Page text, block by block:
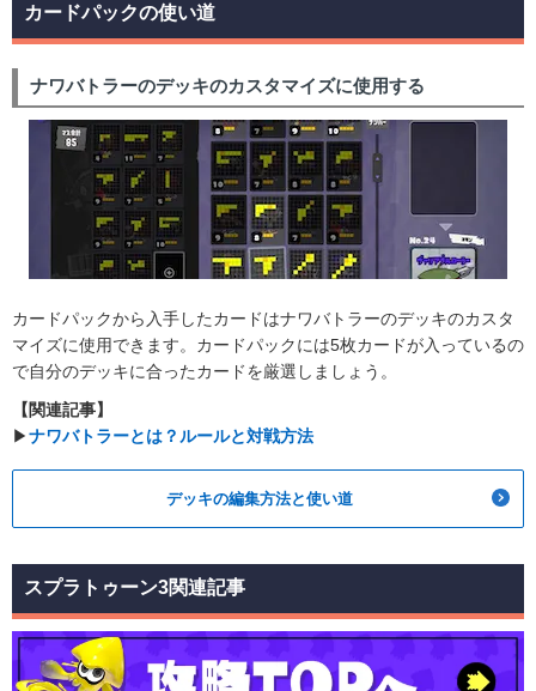
カードパックの使い道
ナワバトラーのデッキのカスタマイズに使用する
カードパックから入手したカードはナワバトラーのデッキのカスタ
マイズに使用できます。カードパックには5枚カードが入っているの
で自分のデッキに合ったカードを厳選しましょう。
【関連記事】
▶︎ナワバトラーとは？ルールと対戦方法
デッキの編集方法と使い道
スプラトゥーン3関連記事